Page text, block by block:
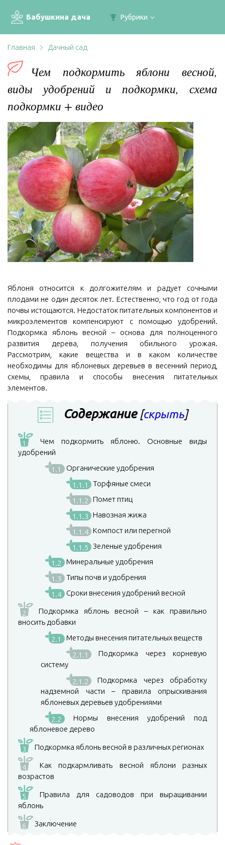
Бабушкина дача Рубрики
Главная Дачный сад
Чем подкормить яблони весной,
виды удобрений и подкормки, схема
подкормки + видео
Яблоня относится к долгожителям и радует сочными
плодами не один десяток лет. Естественно, что год от года
почвы истощаются. Недостаток питательных компонентов и
микроэлементов компенсируют с помощью удобрений.
Подкормка яблонь весной – основа для полноценного
развития дерева, получения обильного урожая.
Рассмотрим, какие вещества и в каком количестве
необходимы для яблоневых деревьев в весенний период,
схемы, правила и способы внесения питательных
элементов.
Содержание [скрыть]
1
Чем подкормить яблоню. Основные виды
удобрений
1.1 Органические удобрения
1.1.1
Торфяные смеси
1.1.2 Помет птиц
1.1.3 Навозная жижа
1.1.4 Компост или перегной
1.1.5 Зеленые удобрения
1.2 Минеральные удобрения
1.3 Типы почв и удобрения
1.4 Сроки внесения удобрений весной
2
Подкормка яблонь весной – как правильно
вносить добавки
2.1 Методы внесения питательных веществ
2.1.1
Подкормка через корневую
систему
2.1.2
Подкормка через обработку
надземной части – правила опрыскивания
яблоневых деревьев удобрениями
2.2 Нормы внесения удобрений под
яблоневое дерево
3 Подкормка яблонь весной в различных регионах
4
Как подкармливать весной яблони разных
возрастов
5
Правила для садоводов при выращивании
яблонь
6 Заключение